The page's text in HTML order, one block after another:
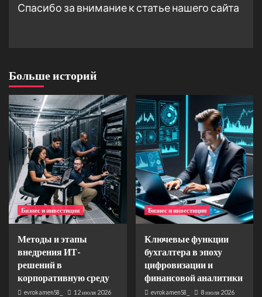
Спасибо за внимание к статье нашего сайта
Больше историй
Бизнес и инвестиции
Методы и этапы
внедрения ИТ-
решений в
корпоративную среду
evrokamen58_ 12 июля 2026
Бизнес и инвестиции
Ключевые функции
бухгалтера в эпоху
цифровизации и
финансовой аналитики
evrokamen58_ 8 июля 2026